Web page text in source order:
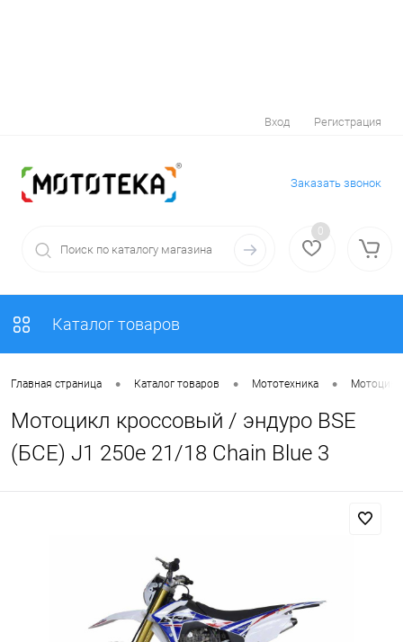
Вход Регистрация
Заказать звонок
0
Каталог товаров
Главная страница • Каталог товаров • Мототехника •
Мотоцикл кроссовый / эндуро BSE
(БСЕ) J1 250e 21/18 Chain Blue 3